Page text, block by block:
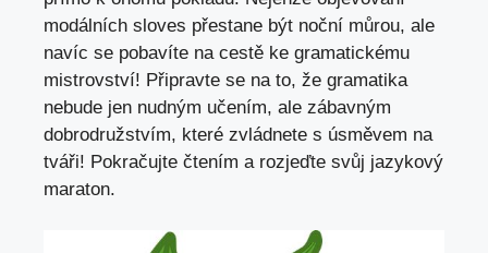
modálních sloves přestane být ‍noční můrou, ale
navíc se pobavíte‌ na cestě⁤ ke gramatickému
mistrovství! Připravte se ⁢na to, že gramatika
nebude jen nudným učením, ale zábavným
dobrodružstvím, ⁢které ‍zvládnete s úsměvem ​na
tváři!​ Pokračujte čtením a rozjeďte svůj jazykový
maraton.